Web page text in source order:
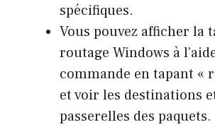
spécifiques.
Vous pouvez afficher la
routage Windows à
commande en tapant «
et voir les destinations
passerelles des paquets.